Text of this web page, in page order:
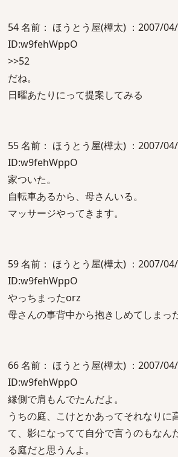
54 名前： ほうとう屋(樺太) ：2007/
ID:w9fehWppO
>>52
だね。
日曜あたりにって提案してみる
55 名前： ほうとう屋(樺太) ：2007/
ID:w9fehWppO
家ついた。
自転車あるから、母さんいる。
マッサージやってきます。
59 名前： ほうとう屋(樺太) ：2007/
ID:w9fehWppO
やっちまったorz
母さんの事背中から抱きしめてしまっ
66 名前： ほうとう屋(樺太) ：2007/
ID:w9fehWppO
縁側で肩もんでたんだよ。
うちの庭、こけとかあってそれなりに
て、影になってて自分で言うのもなん
る庭だと思うんよ。